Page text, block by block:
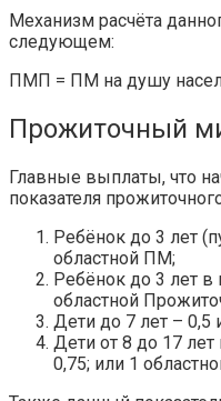
Механизм расчёта
следующем:
ПМП = ПМ на душу
Прожиточный
Главные выплаты, что
показателя
Ребёнок до 3 лет
областной ПМ;
Ребёнок до 3 лет в
областной
Дети до 7 лет – 0,5
Дети от 8 до 17
0,75; или 1